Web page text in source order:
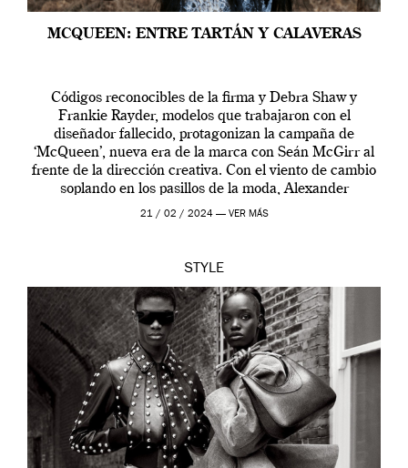
MCQUEEN: ENTRE TARTÁN Y CALAVERAS
Códigos reconocibles de la firma y Debra Shaw y
Frankie Rayder, modelos que trabajaron con el
diseñador fallecido, protagonizan la campaña de
‘McQueen’, nueva era de la marca con Seán McGirr al
frente de la dirección creativa. Con el viento de cambio
soplando en los pasillos de la moda, Alexander
McQueen se prepara para una […]
21 / 02 / 2024 — VER MÁS
STYLE